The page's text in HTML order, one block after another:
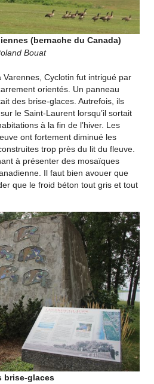
(bernache du Canada)
Bouat
Cyclotin fut intrigué par
orientés. Un panneau
des brise-glaces. Autrefois, ils
le Saint-Laurent lorsqu’il sortait
à la fin de l’hiver. Les
ont fortement diminué les
trop près du lit du fleuve.
à présenter des mosaïques
Il faut bien avouer que
que le froid béton tout gris et tout
brise-glaces